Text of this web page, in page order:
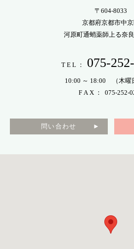
〒604-8033
京都府京都市中
河原町通蛸薬師上る奈
T E L ： 075-
10:00 ～ 18:00 （木曜
F A X ： 075-252-
問い合わせ